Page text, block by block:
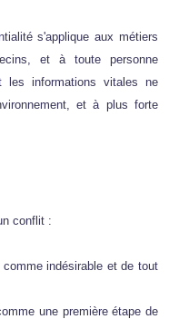
s'applique aux métiers
et à toute personne
les informations vitales ne
et à plus forte
conflit :
indésirable et de tout
une première étape de